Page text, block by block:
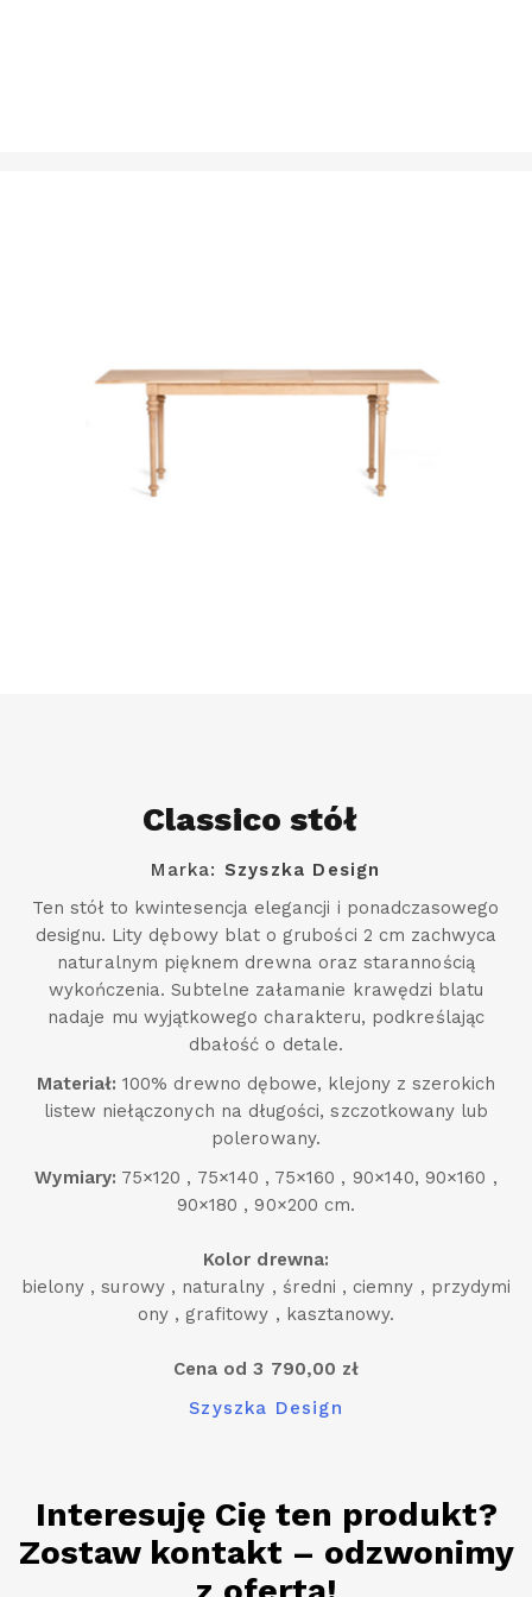
Classico stół
Marka: Szyszka Design
Ten stół to kwintesencja elegancji i ponadczasowego
designu. Lity dębowy blat o grubości 2 cm zachwyca
naturalnym pięknem drewna oraz starannością
wykończenia. Subtelne załamanie krawędzi blatu
nadaje mu wyjątkowego charakteru, podkreślając
dbałość o detale.
Materiał: 100% drewno dębowe, klejony z szerokich
listew niełączonych na długości, szczotkowany lub
polerowany.
Wymiary: 75×120 , 75×140 , 75×160 , 90×140, 90×160 ,
90×180 , 90×200 cm.
Kolor drewna:
bielony , surowy , naturalny , średni , ciemny , przydymi
ony , grafitowy , kasztanowy.
Cena od 3 790,00 zł
Szyszka Design
Interesuję Cię ten produkt?
Zostaw kontakt – odzwonimy